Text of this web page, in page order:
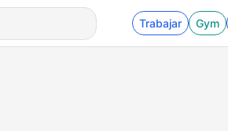
Trabajar Gym